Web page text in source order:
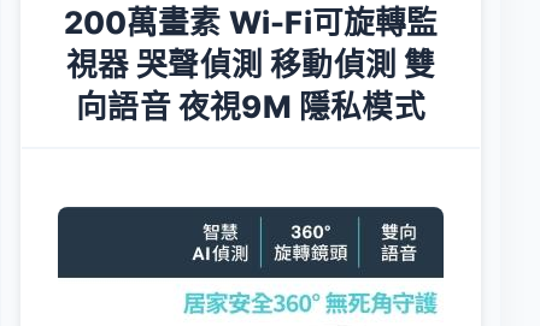
200萬畫素 Wi-Fi可旋轉監
視器 哭聲偵測 移動偵測 雙
向語音 夜視9M 隱私模式